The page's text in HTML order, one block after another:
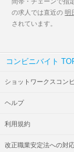
の求人では直近の 明
されています。
コンビニバイト
ショットワークスコン
ヘルプ
利用規約
改正職業安定法への対